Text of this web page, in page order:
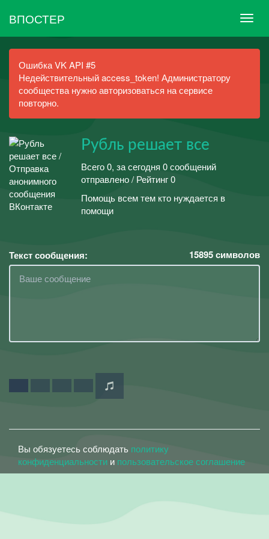
ВПОСТЕР
Ошибка VK API #5
Недействительный access_token! Администратору
сообщества нужно авторизоваться на сервисе
повторно.
Рубль решает все
Всего 0, за сегодня 0 сообщений
отправлено / Рейтинг 0
Помощь всем тем кто нуждается в
помощи
Текст сообщения: 15895символов
Вы обязуетесь соблюдать политику
конфиденциальности и пользовательское соглашение